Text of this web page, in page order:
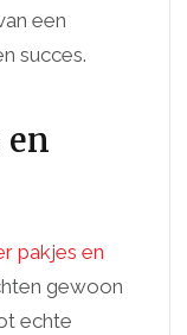
een
succes.
pakjes en
gewoon
echte